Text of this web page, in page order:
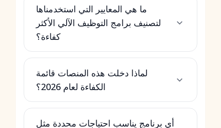
ما هي المعايير التي استخدمناها
لتصنيف برامج التوظيف الآلي الأكثر
كفاءة؟
لماذا دخلت هذه المنصات قائمة
الكفاءة لعام 2026؟
أي برنامج يناسب احتياجات محددة مثل